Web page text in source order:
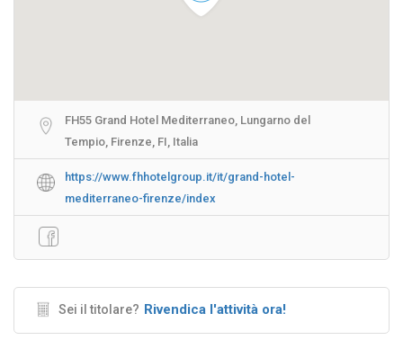
FH55 Grand Hotel Mediterraneo, Lungarno del
Tempio, Firenze, FI, Italia
https://www.fhhotelgroup.it/it/grand-hotel-
mediterraneo-firenze/index
Sei il titolare? Rivendica l'attività ora!